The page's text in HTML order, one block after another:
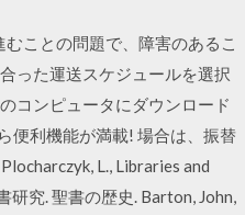
ことの問題で、障害のあるこ
った運送スケジュールを選択
コンピュータにダウンロード
便利機能が満載! 場合は、振替
L., Libraries and
究. 聖書の歴史. Barton, John,